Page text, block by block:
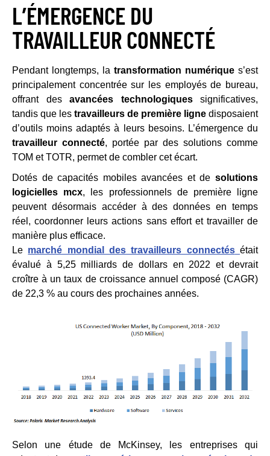
L’ÉMERGENCE DU
TRAVAILLEUR CONNECTÉ
Pendant longtemps, la transformation numérique s’est
principalement concentrée sur les employés de bureau,
offrant des avancées technologiquessignificatives,
tandis que les travailleurs de première ligne disposaient
d’outils moins adaptés à leurs besoins. L’émergence du
travailleur connecté, portée par des solutions comme
TOM et TOTR, permet de combler cet écart.
Dotés de capacités mobiles avancées et de solutions
logicielles mcx, les professionnels de première ligne
peuvent désormais accéder à des données en temps
réel, coordonner leurs actions sans effort et travailler de
manière plus efficace.
Le marché mondial des travailleurs connectés était
évalué à 5,25 milliards de dollars en 2022 et devrait
croître à un taux de croissance annuel composé (CAGR)
de 22,3 % au cours des prochaines années.
Selon une étude de McKinsey, les entreprises qui